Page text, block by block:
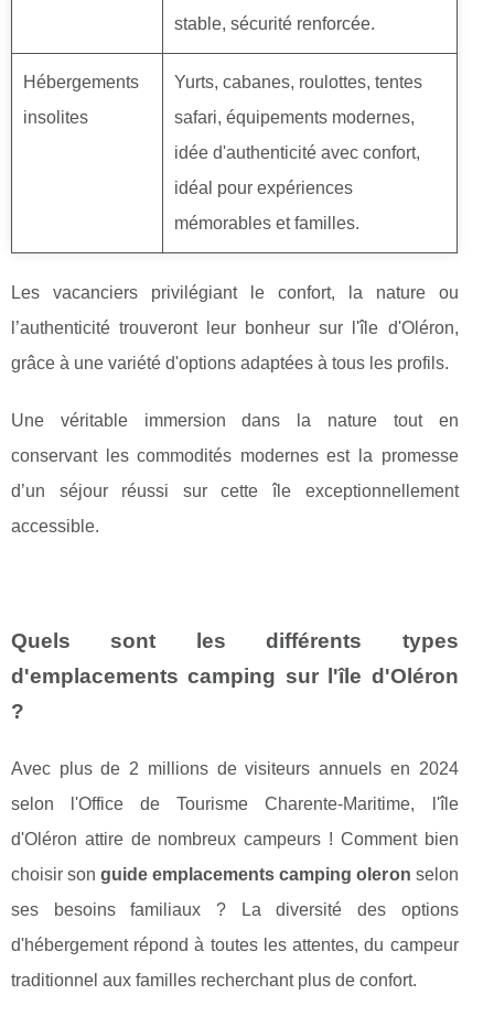
stable, sécurité renforcée.
Hébergements
insolites
Yurts, cabanes, roulottes, tentes
safari, équipements modernes,
idée d'authenticité avec confort,
idéal pour expériences
mémorables et familles.
Les vacanciers privilégiant le confort, la nature ou
l’authenticité trouveront leur bonheur sur l'île d'Oléron,
grâce à une variété d'options adaptées à tous les profils.
Une véritable immersion dans la nature tout en
conservant les commodités modernes est la promesse
d’un séjour réussi sur cette île exceptionnellement
accessible.
Quels sont les différents types
d'emplacements camping sur l'île d'Oléron
?
Avec plus de 2 millions de visiteurs annuels en 2024
selon l'Office de Tourisme Charente-Maritime, l'île
d'Oléron attire de nombreux campeurs ! Comment bien
choisir songuide emplacements camping oleron selon
ses besoins familiaux ? La diversité des options
d'hébergement répond à toutes les attentes, du campeur
traditionnel aux familles recherchant plus de confort.